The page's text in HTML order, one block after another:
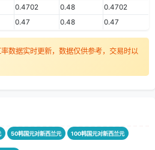
0.4702 0.48
0.4702
0.47 0.48 0.47
数据实时更新，数据仅供参考，交易时以
50韩国元对新西兰元 100韩国元对新西兰元